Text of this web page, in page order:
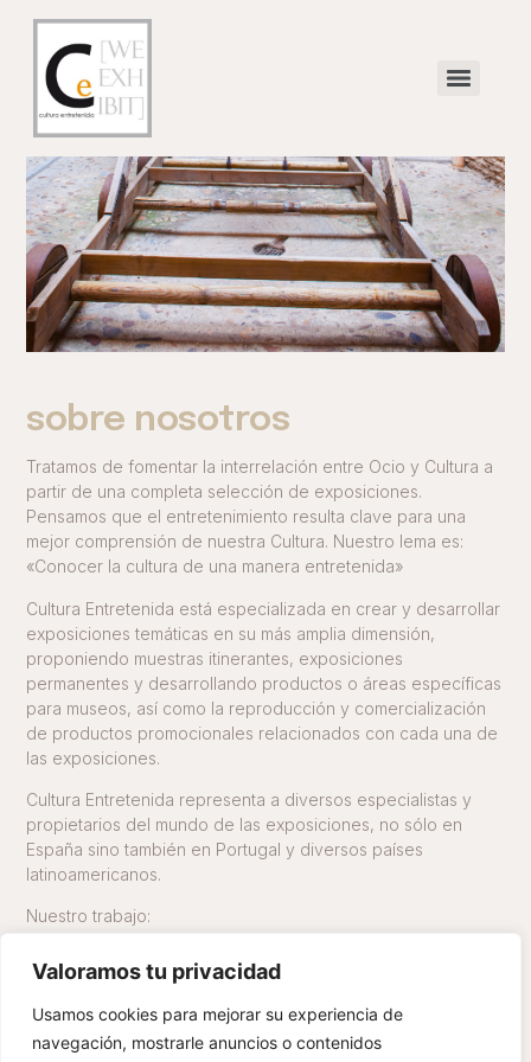
Valoramos tu privacidad
Usamos cookies para mejorar su experiencia de
navegación, mostrarle anuncios o contenidos
sobre nosotros
Tratamos de fomentar la interrelación entre Ocio y Cultura a
partir de una completa selección de exposiciones.
Pensamos que el entretenimiento resulta clave para una
mejor comprensión de nuestra Cultura. Nuestro lema es:
«Conocer la cultura de una manera entretenida»
Cultura Entretenida está especializada en crear y desarrollar
exposiciones temáticas en su más amplia dimensión,
proponiendo muestras itinerantes, exposiciones
permanentes y desarrollando productos o áreas específicas
para museos, así como la reproducción y comercialización
de productos promocionales relacionados con cada una de
las exposiciones.
Cultura Entretenida representa a diversos especialistas y
propietarios del mundo de las exposiciones, no sólo en
España sino también en Portugal y diversos países
latinoamericanos.
Nuestro trabajo:
Transporte
Montaje
Comercialización
Gestión